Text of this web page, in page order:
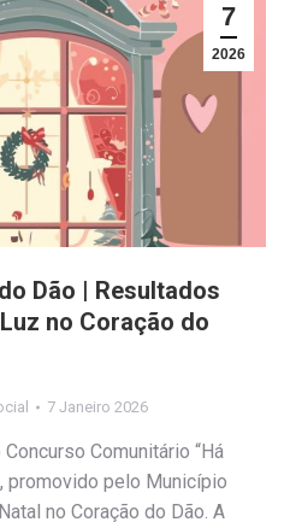
7
2026
Dão | Resultados
no Coração do
7 Janeiro 2026
Comunitário “Há
promovido pelo Município
no Coração do Dão. A